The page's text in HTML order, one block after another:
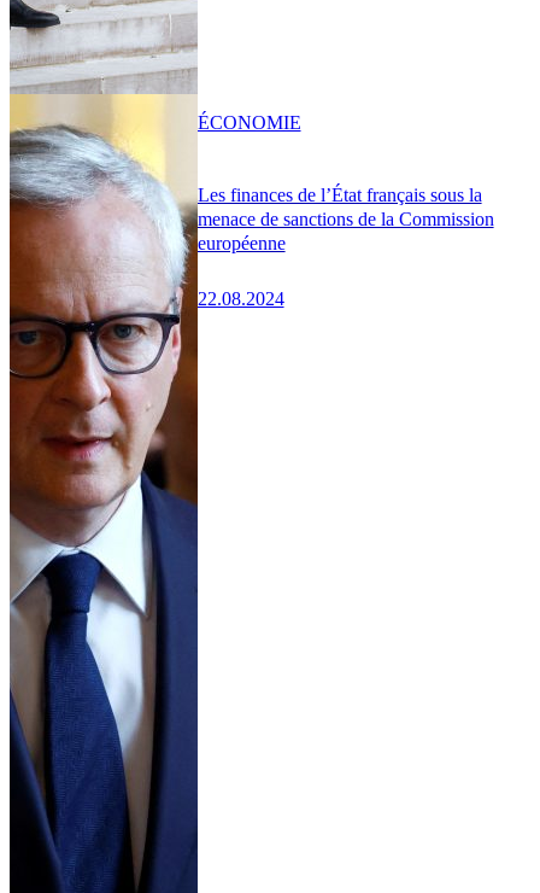
Les finances de l’État français sous la
menace de sanctions de la Commission
européenne
22.08.2024
ÉCONOMIE